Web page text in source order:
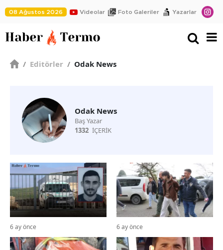
08 Ağustos 2026 Videolar Foto Galeriler Yazarlar
/ Editörler / Odak News
Odak News
Baş Yazar
1332 İÇERİK
6 ay önce 6 ay önce